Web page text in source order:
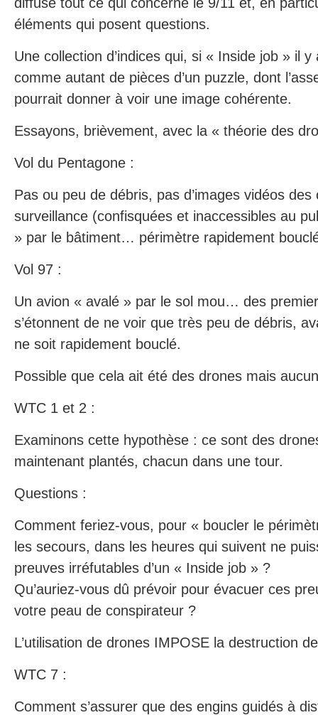
éléments qui posent questions.
Une collection d’indices qui, si « Inside job » il
comme autant de pièces d’un puzzle, dont
pourrait donner à voir une image cohérente.
Essayons, brièvement, avec la « théorie des
Vol du Pentagone :
Pas ou peu de débris, pas d’images vidéos des
surveillance (confisquées et inaccessibles au
» par le bâtiment… périmètre rapidement
Vol 97 :
Un avion « avalé » par le sol mou… des
s’étonnent de ne voir que très peu de débris,
ne soit rapidement bouclé.
Possible que cela ait été des drones mais
WTC 1 et 2 :
Examinons cette hypothèse : ce sont des
maintenant plantés, chacun dans une tour.
Questions :
Comment feriez-vous, pour « boucler le
les secours, dans les heures qui suivent ne
preuves irréfutables d’un « Inside job » ?
Qu’auriez-vous dû prévoir pour évacuer ces
votre peau de conspirateur ?
L’utilisation de drones IMPOSE la destruction
WTC 7 :
Comment s’assurer que des engins guidés à